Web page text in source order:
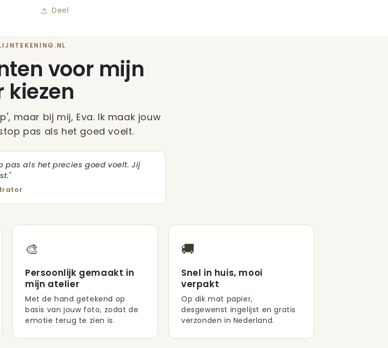
altijd gekoesterd zal worden!
Deel
voor mijn
kiezen
maar bij mij, Eva. Ik maak jouw
pas als het goed voelt.
pas als het precies goed voelt. Jij
🎨
Persoonlijk gemaakt in
mijn atelier
Met de hand getekend op
basis van jouw foto, zodat de
emotie terug te zien is.
🚚
Snel in huis, mooi
verpakt
Op dik mat papier,
desgewenst ingelijst en gratis
verzonden in Nederland.